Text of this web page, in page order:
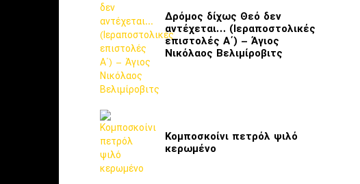
Δρόμος δίχως Θεό δεν
αντέχεται… (Ιεραποστολικές
επιστολές Α΄) – Άγιος
Νικόλαος Βελιμίροβιτς
Κομποσκοίνι πετρόλ ψιλό
κερωμένο